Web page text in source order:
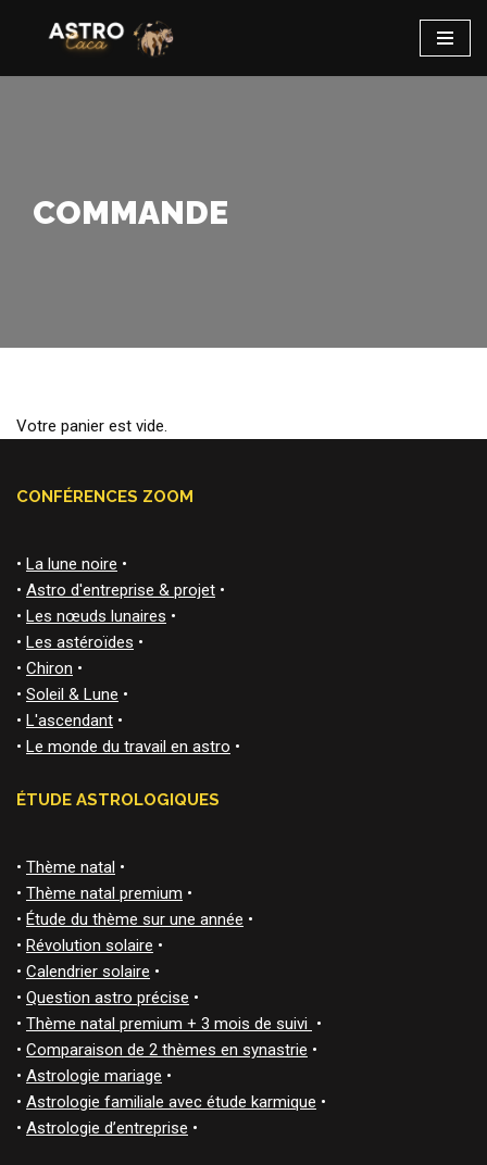
COMMANDE
Votre panier est vide.
CONFÉRENCES ZOOM
• La lune noire •
• Astro d'entreprise & projet •
• Les nœuds lunaires •
• Les astéroïdes •
• Chiron •
• Soleil & Lune •
• L'ascendant •
• Le monde du travail en astro •
ÉTUDE ASTROLOGIQUES
• Thème natal •
• Thème natal premium •
• Étude du thème sur une année •
• Révolution solaire •
• Calendrier solaire •
• Question astro précise •
• Thème natal premium + 3 mois de suivi •
• Comparaison de 2 thèmes en synastrie •
• Astrologie mariage •
• Astrologie familiale avec étude karmique •
• Astrologie d’entreprise •